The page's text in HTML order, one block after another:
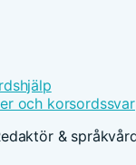
och korsordssvar
&